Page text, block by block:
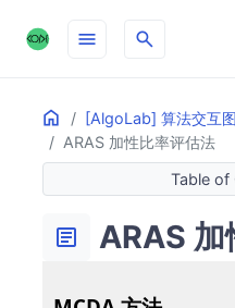
menu search
Home [AlgoLab] 算法交互
ARAS 加性比率评估法
ON THIS PAGE
Table of
article ARAS